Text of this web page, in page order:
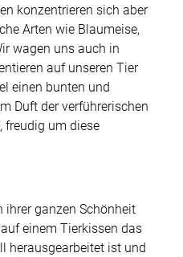
konzentrieren sich aber
Arten wie Blaumeise,
wagen uns auch in
auf unseren Tier
einen bunten und
Duft der verführerischen
freudig um diese
ihrer ganzen Schönheit
einem Tierkissen das
herausgearbeitet ist und